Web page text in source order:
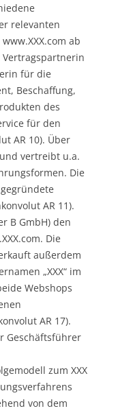
relevanten
ab
für die
Beschaffung,
des
für den
AR 10). Über
vertreibt u.a.
Die
AR 11).
B GmbH) den
Die
außerdem
„XXX“ im
Webshops
AR 17).
Geschäftsführer
zum XXX
von dem